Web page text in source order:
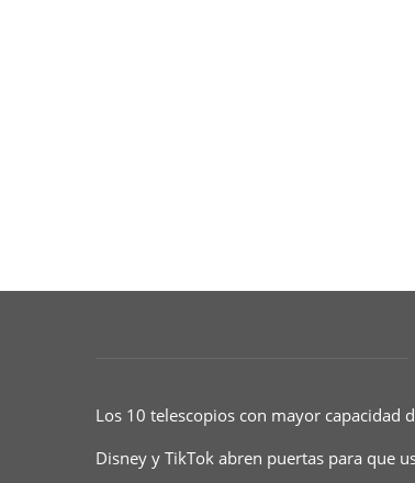
Los 10 telescopios con mayor capacidad
Disney y TikTok abren puertas para que